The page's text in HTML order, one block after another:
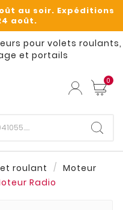
pour volets roulants,
et portails
0
roulant
Moteur
Radio